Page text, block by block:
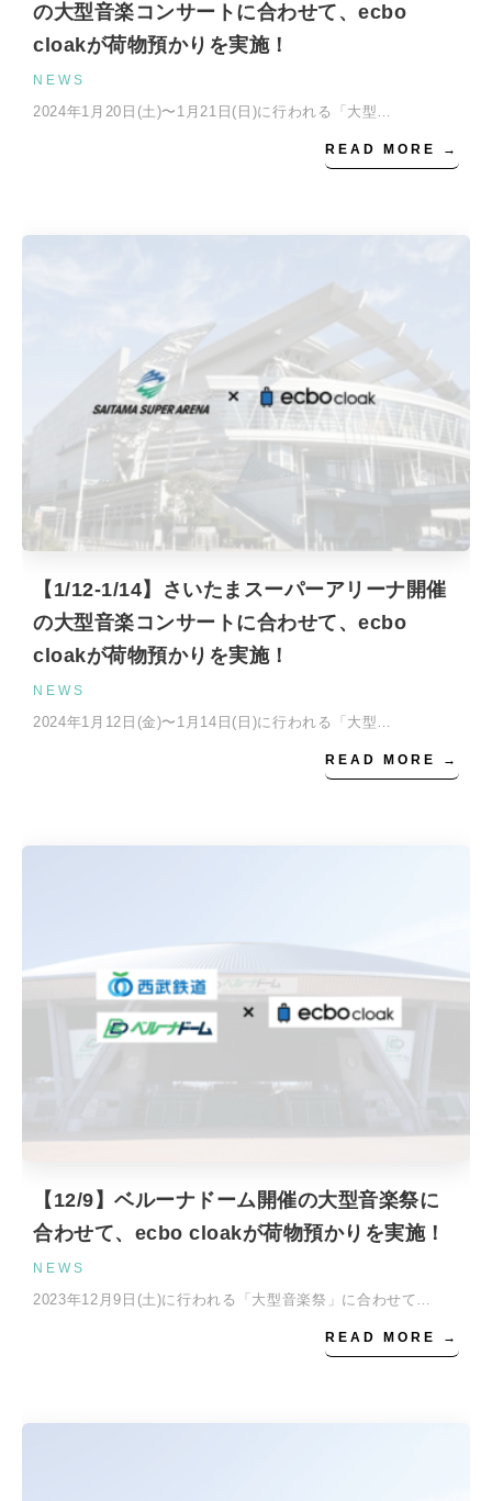
の大型音楽コンサートに合わせて、ecbo
cloakが荷物預かりを実施！
NEWS
2024年1月20日(土)〜1月21日(日)に行われる「大型…
READ MORE →
【1/12-1/14】さいたまスーパーアリーナ開催
の大型音楽コンサートに合わせて、ecbo
cloakが荷物預かりを実施！
NEWS
2024年1月12日(金)〜1月14日(日)に行われる「大型…
READ MORE →
【12/9】ベルーナドーム開催の大型音楽祭に
合わせて、ecbo cloakが荷物預かりを実施！
NEWS
2023年12月9日(土)に行われる「大型音楽祭」に合わせて…
READ MORE →